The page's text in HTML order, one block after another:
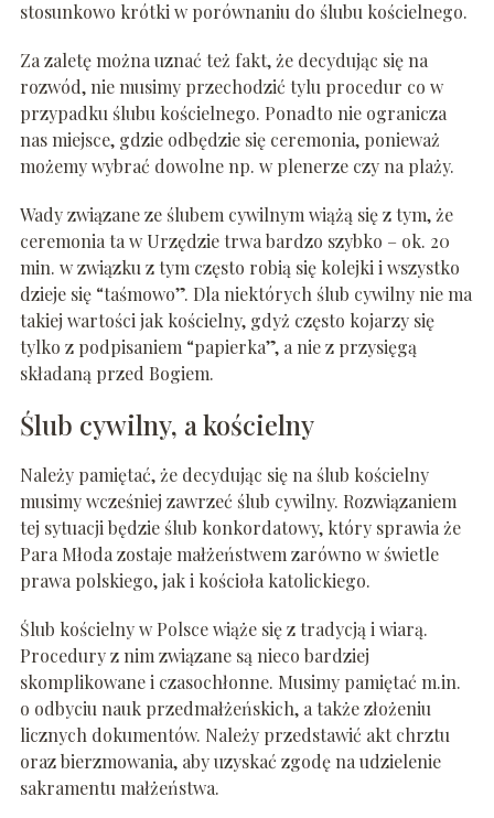
stosunkowo krótki w porównaniu do ślubu kościelnego.
Za zaletę można uznać też fakt, że decydując się na
rozwód, nie musimy przechodzić tylu procedur co w
przypadku ślubu kościelnego. Ponadto nie ogranicza
nas miejsce, gdzie odbędzie się ceremonia, ponieważ
możemy wybrać dowolne np. w plenerze czy na plaży.
Wady związane ze ślubem cywilnym wiążą się z tym, że
ceremonia ta w Urzędzie trwa bardzo szybko – ok. 20
min. w związku z tym często robią się kolejki i wszystko
dzieje się “taśmowo”. Dla niektórych ślub cywilny nie ma
takiej wartości jak kościelny, gdyż często kojarzy się
tylko z podpisaniem “papierka”, a nie z przysięgą
składaną przed Bogiem.
Ślub cywilny, a kościelny
Należy pamiętać, że decydując się na ślub kościelny
musimy wcześniej zawrzeć ślub cywilny. Rozwiązaniem
tej sytuacji będzie ślub konkordatowy, który sprawia że
Para Młoda zostaje małżeństwem zarówno w świetle
prawa polskiego, jak i kościoła katolickiego.
Ślub kościelny w Polsce wiąże się z tradycją i wiarą.
Procedury z nim związane są nieco bardziej
skomplikowane i czasochłonne. Musimy pamiętać m.in.
o odbyciu nauk przedmałżeńskich, a także złożeniu
licznych dokumentów. Należy przedstawić akt chrztu
oraz bierzmowania, aby uzyskać zgodę na udzielenie
sakramentu małżeństwa.